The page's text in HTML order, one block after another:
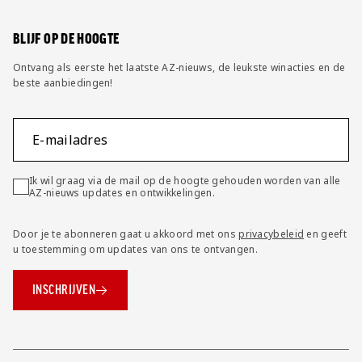
BLIJF OP DE HOOGTE
Ontvang als eerste het laatste AZ-nieuws, de leukste winacties en de
beste aanbiedingen!
E-mailadres
Ik wil graag via de mail op de hoogte gehouden worden van alle
AZ-nieuws updates en ontwikkelingen.
Door je te abonneren gaat u akkoord met onsprivacybeleid en geeft
u toestemming om updates van ons te ontvangen.
INSCHRIJVEN